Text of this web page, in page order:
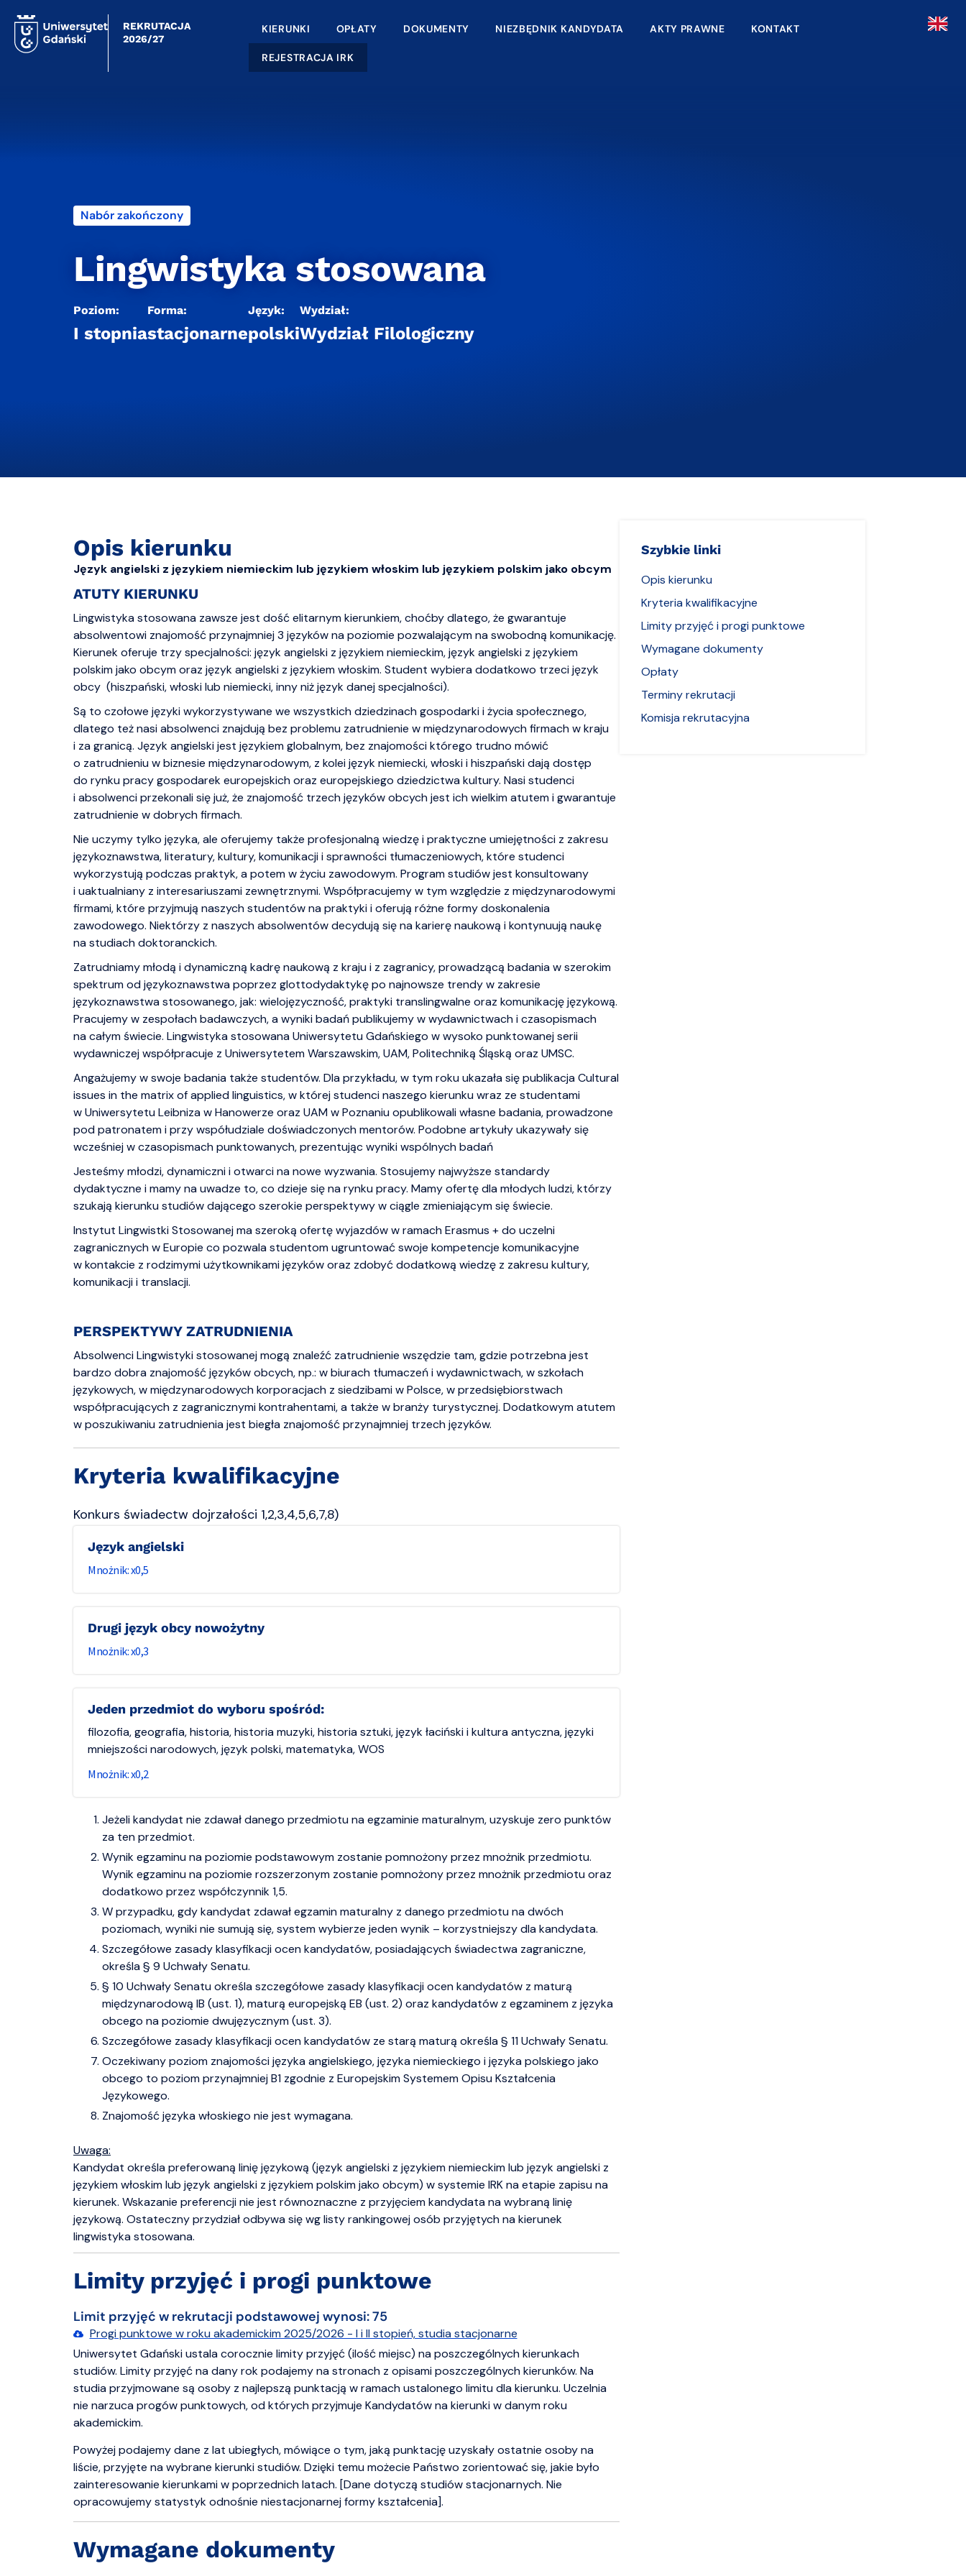
REKRUTACJA
2026/27
KIERUNKI OPŁATY DOKUMENTY NIEZBĘDNIK KANDYDATA AKTY PRAWNE KONTAKT
REJESTRACJA IRK
Nabór zakończony
Lingwistyka stosowana
Poziom:
I stopnia
Forma:
stacjonarne
Język:
polski
Wydział:
Wydział Filologiczny
Opis kierunku
Język angielski z językiem niemieckim lub językiem włoskim lub językiem polskim jako obcym
ATUTY KIERUNKU
Lingwistyka stosowana zawsze jest dość elitarnym kierunkiem, choćby dlatego, że gwarantuje
absolwentowi znajomość przynajmniej 3 języków na poziomie pozwalającym na swobodną komunikację.
Kierunek oferuje trzy specjalności: język angielski z językiem niemieckim, język angielski z językiem
polskim jako obcym oraz język angielski z językiem włoskim. Student wybiera dodatkowo trzeci język
obcy (hiszpański, włoski lub niemiecki, inny niż język danej specjalności).
Są to czołowe języki wykorzystywane we wszystkich dziedzinach gospodarki i życia społecznego,
dlatego też nasi absolwenci znajdują bez problemu zatrudnienie w międzynarodowych firmach w kraju
i za granicą. Język angielski jest językiem globalnym, bez znajomości którego trudno mówić
o zatrudnieniu w biznesie międzynarodowym, z kolei język niemiecki, włoski i hiszpański dają dostęp
do rynku pracy gospodarek europejskich oraz europejskiego dziedzictwa kultury. Nasi studenci
i absolwenci przekonali się już, że znajomość trzech języków obcych jest ich wielkim atutem i gwarantuje
zatrudnienie w dobrych firmach.
Nie uczymy tylko języka, ale oferujemy także profesjonalną wiedzę i praktyczne umiejętności z zakresu
językoznawstwa, literatury, kultury, komunikacji i sprawności tłumaczeniowych, które studenci
wykorzystują podczas praktyk, a potem w życiu zawodowym. Program studiów jest konsultowany
i uaktualniany z interesariuszami zewnętrznymi. Współpracujemy w tym względzie z międzynarodowymi
firmami, które przyjmują naszych studentów na praktyki i oferują różne formy doskonalenia
zawodowego. Niektórzy z naszych absolwentów decydują się na karierę naukową i kontynuują naukę
na studiach doktoranckich.
Zatrudniamy młodą i dynamiczną kadrę naukową z kraju i z zagranicy, prowadzącą badania w szerokim
spektrum od językoznawstwa poprzez glottodydaktykę po najnowsze trendy w zakresie
językoznawstwa stosowanego, jak: wielojęzyczność, praktyki translingwalne oraz komunikację językową.
Pracujemy w zespołach badawczych, a wyniki badań publikujemy w wydawnictwach i czasopismach
na całym świecie. Lingwistyka stosowana Uniwersytetu Gdańskiego w wysoko punktowanej serii
wydawniczej współpracuje z Uniwersytetem Warszawskim, UAM, Politechniką Śląską oraz UMSC.
Angażujemy w swoje badania także studentów. Dla przykładu, w tym roku ukazała się publikacja Cultural
issues in the matrix of applied linguistics, w której studenci naszego kierunku wraz ze studentami
w Uniwersytetu Leibniza w Hanowerze oraz UAM w Poznaniu opublikowali własne badania, prowadzone
pod patronatem i przy współudziale doświadczonych mentorów. Podobne artykuły ukazywały się
wcześniej w czasopismach punktowanych, prezentując wyniki wspólnych badań
Jesteśmy młodzi, dynamiczni i otwarci na nowe wyzwania. Stosujemy najwyższe standardy
dydaktyczne i mamy na uwadze to, co dzieje się na rynku pracy. Mamy ofertę dla młodych ludzi, którzy
szukają kierunku studiów dającego szerokie perspektywy w ciągle zmieniającym się świecie.
Instytut Lingwistki Stosowanej ma szeroką ofertę wyjazdów w ramach Erasmus + do uczelni
zagranicznych w Europie co pozwala studentom ugruntować swoje kompetencje komunikacyjne
w kontakcie z rodzimymi użytkownikami języków oraz zdobyć dodatkową wiedzę z zakresu kultury,
komunikacji i translacji.
PERSPEKTYWY ZATRUDNIENIA
Absolwenci Lingwistyki stosowanej mogą znaleźć zatrudnienie wszędzie tam, gdzie potrzebna jest
bardzo dobra znajomość języków obcych, np.: w biurach tłumaczeń i wydawnictwach, w szkołach
językowych, w międzynarodowych korporacjach z siedzibami w Polsce, w przedsiębiorstwach
współpracujących z zagranicznymi kontrahentami, a także w branży turystycznej. Dodatkowym atutem
w poszukiwaniu zatrudnienia jest biegła znajomość przynajmniej trzech języków.
Kryteria kwalifikacyjne
Konkurs świadectw dojrzałości 1,2,3,4,5,6,7,8)
Język angielski
0,5
Drugi język obcy nowożytny
0,3
Jeden przedmiot do wyboru spośród:
filozofia, geografia, historia, historia muzyki, historia sztuki, język łaciński i kultura antyczna, języki
mniejszości narodowych, język polski, matematyka, WOS
0,2
Jeżeli kandydat nie zdawał danego przedmiotu na egzaminie maturalnym, uzyskuje zero punktów
za ten przedmiot.
Wynik egzaminu na poziomie podstawowym zostanie pomnożony przez mnożnik przedmiotu.
Wynik egzaminu na poziomie rozszerzonym zostanie pomnożony przez mnożnik przedmiotu oraz
dodatkowo przez współczynnik 1,5.
W przypadku, gdy kandydat zdawał egzamin maturalny z danego przedmiotu na dwóch
poziomach, wyniki nie sumują się, system wybierze jeden wynik – korzystniejszy dla kandydata.
Szczegółowe zasady klasyfikacji ocen kandydatów, posiadających świadectwa zagraniczne,
określa § 9 Uchwały Senatu.
§ 10 Uchwały Senatu określa szczegółowe zasady klasyfikacji ocen kandydatów z maturą
międzynarodową IB (ust. 1), maturą europejską EB (ust. 2) oraz kandydatów z egzaminem z języka
obcego na poziomie dwujęzycznym (ust. 3).
Szczegółowe zasady klasyfikacji ocen kandydatów ze starą maturą określa § 11 Uchwały Senatu.
Oczekiwany poziom znajomości języka angielskiego, języka niemieckiego i języka polskiego jako
obcego to poziom przynajmniej B1 zgodnie z Europejskim Systemem Opisu Kształcenia
Językowego.
Znajomość języka włoskiego nie jest wymagana.
Uwaga:
Kandydat określa preferowaną linię językową (język angielski z językiem niemieckim lub język angielski z
językiem włoskim lub język angielski z językiem polskim jako obcym) w systemie IRK na etapie zapisu na
kierunek. Wskazanie preferencji nie jest równoznaczne z przyjęciem kandydata na wybraną linię
językową. Ostateczny przydział odbywa się wg listy rankingowej osób przyjętych na kierunek
lingwistyka stosowana.
Limity przyjęć i progi punktowe
Limit przyjęć w rekrutacji podstawowej wynosi: 75
Progi punktowe w roku akademickim 2025/2026 - I i II stopień, studia stacjonarne
Uniwersytet Gdański ustala corocznie limity przyjęć (ilość miejsc) na poszczególnych kierunkach
studiów. Limity przyjęć na dany rok podajemy na stronach z opisami poszczególnych kierunków. Na
studia przyjmowane są osoby z najlepszą punktacją w ramach ustalonego limitu dla kierunku. Uczelnia
nie narzuca progów punktowych, od których przyjmuje Kandydatów na kierunki w danym roku
akademickim.
Powyżej podajemy dane z lat ubiegłych, mówiące o tym, jaką punktację uzyskały ostatnie osoby na
liście, przyjęte na wybrane kierunki studiów. Dzięki temu możecie Państwo zorientować się, jakie było
zainteresowanie kierunkami w poprzednich latach. [Dane dotyczą studiów stacjonarnych. Nie
opracowujemy statystyk odnośnie niestacjonarnej formy kształcenia].
Wymagane dokumenty
Szybkie linki
Opis kierunku
Kryteria kwalifikacyjne
Limity przyjęć i progi punktowe
Wymagane dokumenty
Opłaty
Terminy rekrutacji
Komisja rekrutacyjna